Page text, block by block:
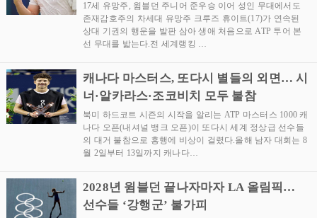
17세 유망주, 윔블던 주니어 준우승 이어 성인 무대에서도
존재감호주의 차세대 유망주 크루즈 휴이트(17)가 연속된
상대 기권의 행운을 발판 삼아 생애 처음으로 ATP 투어 본
선 무대를 밟는다.전 세계랭킹 …
캐나다 마스터스, 또다시 별들의 외면… 시
너·알카라스·조코비치 모두 불참
북미 하드코트 시즌의 시작을 알리는 ATP 마스터스 1000 캐
나다 오픈(내셔널 뱅크 오픈)이 또다시 세계 정상급 선수들
의 대거 불참으로 흥행에 비상이 걸렸다.올해 남자 대회는 8
월 2일부터 13일까지 캐나다…
2028년 윔블던 끝나자마자 LA 올림픽…
선수들 ‘강행군’ 불가피